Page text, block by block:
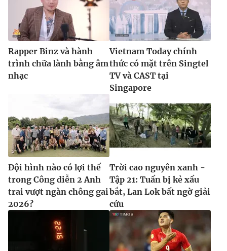
Rapper Binz và hành
trình chữa lành bằng âm
nhạc
Vietnam Today chính
thức có mặt trên Singtel
TV và CAST tại
Singapore
Đội hình nào có lợi thế
trong Công diễn 2 Anh
trai vượt ngàn chông gai
2026?
Trời cao nguyên xanh -
Tập 21: Tuấn bị kẻ xấu
bắt, Lan Lok bất ngờ giải
cứu